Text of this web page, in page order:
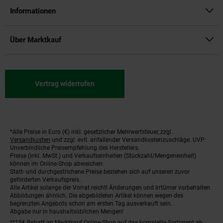
Informationen
Über Marktkauf
Vertrag widerrufen
Fußnoten
*Alle Preise in Euro (€) inkl. gesetzlicher Mehrwertsteuer, zzgl.
Versandkosten und zzgl. evtl. anfallender Versandkostenzuschläge. UVP:
Unverbindliche Preisempfehlung des Herstellers.
Preise (inkl. MwSt.) und Verkaufseinheiten (Stückzahl/Mengeneinheit)
können im Online-Shop abweichen.
Statt- und durchgestrichene Preise beziehen sich auf unseren zuvor
geforderten Verkaufspreis.
Alle Artikel solange der Vorrat reicht! Änderungen und Irrtümer vorbehalten.
Abbildungen ähnlich. Die abgebildeten Artikel können wegen des
begrenzten Angebots schon am ersten Tag ausverkauft sein.
Abgabe nur in haushaltsüblichen Mengen!